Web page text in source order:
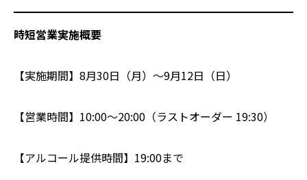
時短営業実施概要
【実施期間】8月30日（月）～9月12日（日）
【営業時間】10:00～20:00（ラストオーダー 19:30）
【アルコール提供時間】19:00まで